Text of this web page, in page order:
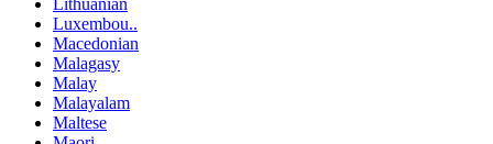
Lithuanian
Luxembou..
Macedonian
Malagasy
Malay
Malayalam
Maltese